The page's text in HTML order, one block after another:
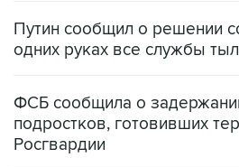
Путин сообщил о решении
одних руках все службы
ФСБ сообщила о
подростков, готовивших
Росгвардии